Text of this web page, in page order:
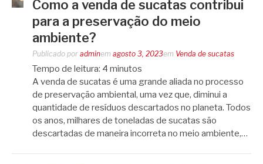
Como a venda de sucatas contribui
para a preservação do meio
ambiente?
Publicado por adminem agosto 3, 2023em Venda de sucatas
Tempo de leitura: 4 minutos
A venda de sucatas é uma grande aliada no processo
de preservação ambiental, uma vez que, diminui a
quantidade de resíduos descartados no planeta. Todos
os anos, milhares de toneladas de sucatas são
descartadas de maneira incorreta no meio ambiente,…